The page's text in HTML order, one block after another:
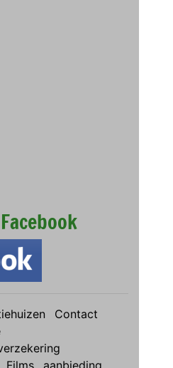
Contact
Films aanbieding